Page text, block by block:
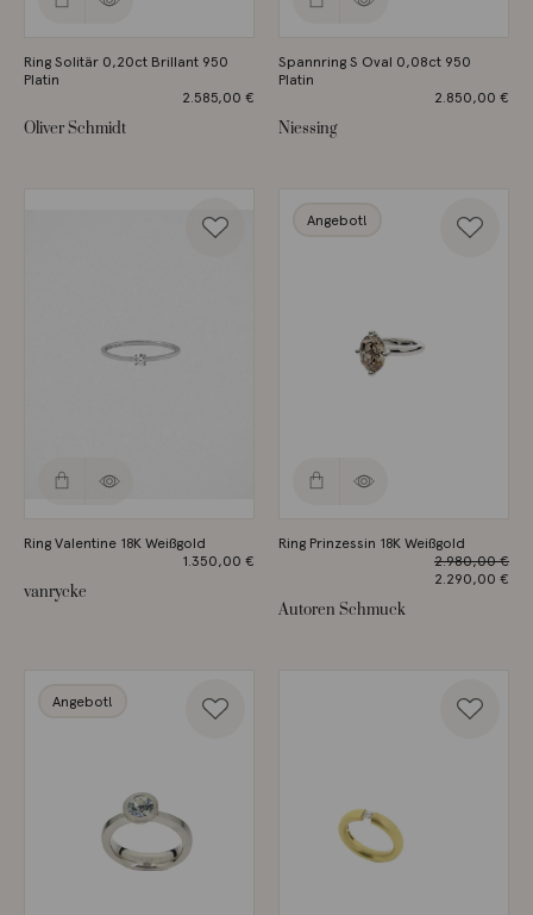
Ring Solitär 0,20ct Brillant 950
Platin
2.585,00 €
Oliver Schmidt
Spannring S Oval 0,08ct 950
Platin
2.850,00 €
Niessing
Ring Valentine 18K Weißgold
1.350,00 €
vanrycke
Angebot!
Ring Prinzessin 18K Weißgold
2.980,00€
Ursprünglicher
2.290,00 €
Autoren Schmuck
Angebot!